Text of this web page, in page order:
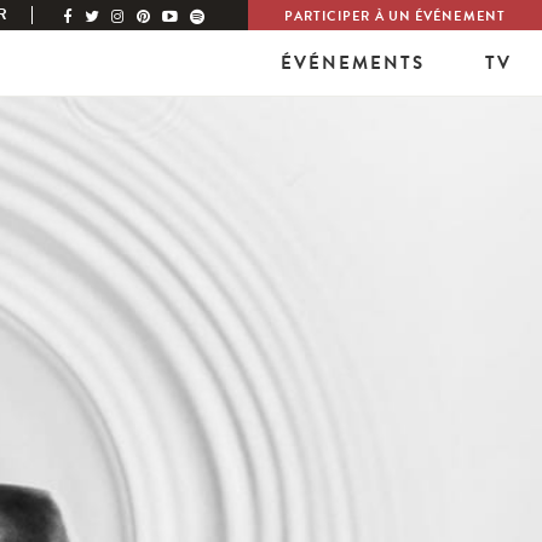
PARTICIPER À UN ÉVÉNEMENT
ÉVÉNEMENTS TV